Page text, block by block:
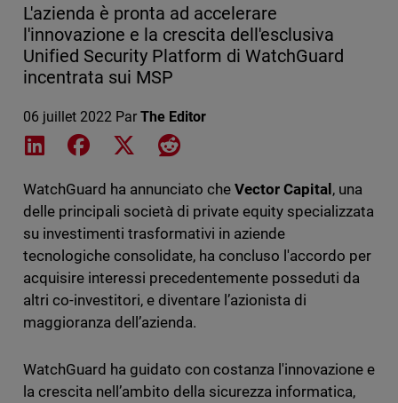
L'azienda è pronta ad accelerare
l'innovazione e la crescita dell'esclusiva
Unified Security Platform di WatchGuard
incentrata sui MSP
06 juillet 2022 Par The Editor
Share on LinkedIn
Share on Facebook
Share on XShare on Reddit
WatchGuard ha annunciato che Vector Capital, una
delle principali società di private equity specializzata
su investimenti trasformativi in aziende
tecnologiche consolidate, ha concluso l'accordo per
acquisire interessi precedentemente posseduti da
altri co-investitori, e diventare l’azionista di
maggioranza dell’azienda.
WatchGuard ha guidato con costanza l'innovazione e
la crescita nell’ambito della sicurezza informatica,